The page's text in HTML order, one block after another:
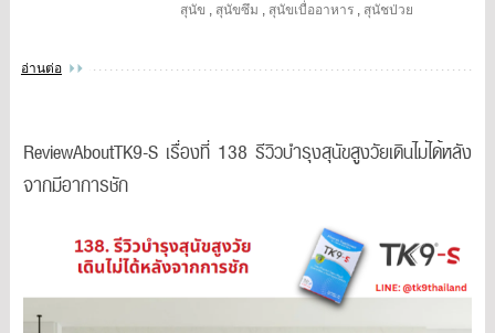
สุนัข , สุนัขซึม , สุนัขเบื่ออาหาร , สุนัชป่วย
อ่านต่อ
ReviewAboutTK9-S เรื่องที่ 138 รีวิวบำรุงสุนัขสูงวัยเดินไม่ได้หลัง
จากมีอาการชัก